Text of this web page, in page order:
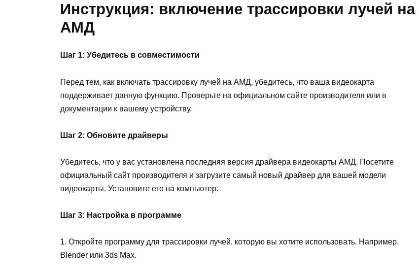
Инструкция: включение трассировки лучей на
АМД
Шаг 1: Убедитесь в совместимости
Перед тем, как включать трассировку лучей на АМД, убедитесь, что ваша видеокарта
поддерживает данную функцию. Проверьте на официальном сайте производителя или в
документации к вашему устройству.
Шаг 2: Обновите драйверы
Убедитесь, что у вас установлена последняя версия драйвера видеокарты АМД. Посетите
официальный сайт производителя и загрузите самый новый драйвер для вашей модели
видеокарты. Установите его на компьютер.
Шаг 3: Настройка в программе
1. Откройте программу для трассировки лучей, которую вы хотите использовать. Например,
Blender или 3ds Max.